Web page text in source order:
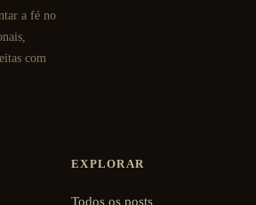
a fé no
com
EXPLORAR
Todos os posts